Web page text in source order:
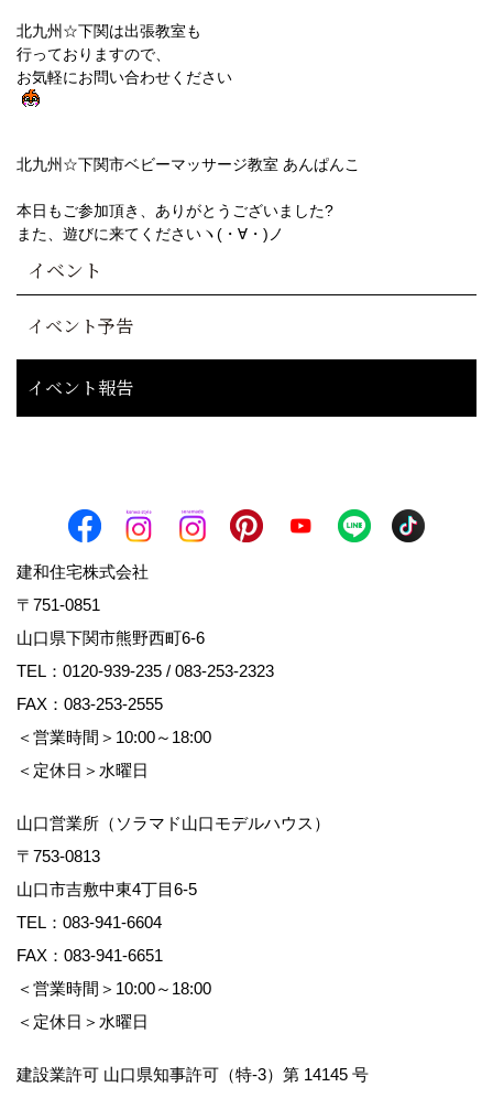
北九州☆下関は出張教室も
行っておりますので、
お気軽にお問い合わせください
北九州☆下関市ベビーマッサージ教室 あんぱんこ
本日もご参加頂き、ありがとうございました?
また、遊びに来てくださいヽ(・∀・)ノ
イベント
イベント予告
イベント報告
建和住宅株式会社
〒751-0851
山口県下関市熊野西町6-6
TEL： 0120-939-235 / 083-253-2323
FAX：083-253-2555
＜営業時間＞10:00～18:00
＜定休日＞水曜日
山口営業所（ソラマド山口モデルハウス）
〒753-0813
山口市吉敷中東4丁目6-5
TEL： 083-941-6604
FAX：083-941-6651
＜営業時間＞10:00～18:00
＜定休日＞水曜日
建設業許可 山口県知事許可（特-3）第 14145 号